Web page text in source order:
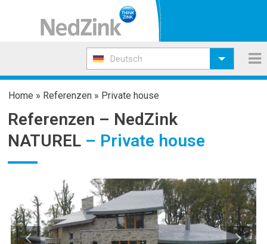
Deutsch
Home » Referenzen » Private house
Referenzen – NedZink
NATUREL – Private house